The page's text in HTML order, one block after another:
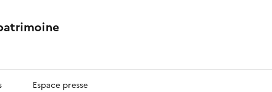
Espace presse